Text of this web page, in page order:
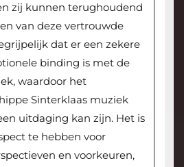
zij kunnen terughoudend
van deze vertrouwde
dat er een zekere
binding is met de
waardoor het
Sinterklaas muziek
uitdaging kan zijn. Het is
te hebben voor
en voorkeuren,